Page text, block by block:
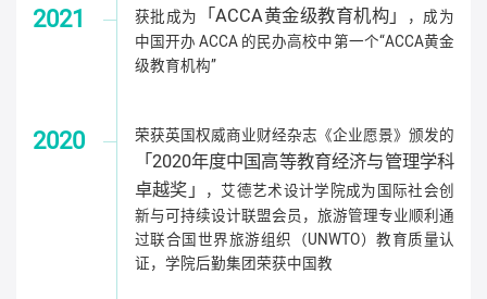
2021 获批成为 「ACCA黄金级教育机构」
，成为
中国开办 ACCA 的民办高校中第一个“ACCA黄金
级教育机构”
2020 荣获英国权威商业财经杂志《企业愿景》颁发的
「2020年度中国高等教育经济与管理学科
卓越奖」 ，艾德艺术设计学院成为国际社会创
新与可持续设计联盟会员，旅游管理专业顺利通
过联合国世界旅游组织（UNWTO）教育质量认
证，学院后勤集团荣获中国教